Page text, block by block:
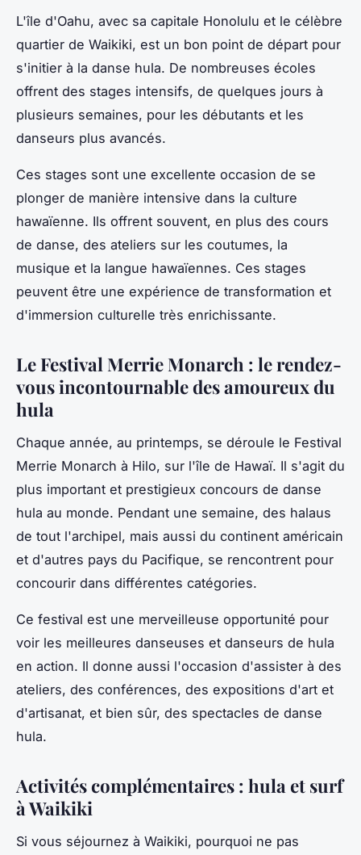
L'île d'Oahu, avec sa capitale Honolulu et le célèbre
quartier de Waikiki, est un bon point de départ pour
s'initier à la danse hula. De nombreuses écoles
offrent des stages intensifs, de quelques jours à
plusieurs semaines, pour les débutants et les
danseurs plus avancés.
Ces stages sont une excellente occasion de se
plonger de manière intensive dans la culture
hawaïenne. Ils offrent souvent, en plus des cours
de danse, des ateliers sur les coutumes, la
musique et la langue hawaïennes. Ces stages
peuvent être une expérience de transformation et
d'immersion culturelle très enrichissante.
Le Festival Merrie Monarch : le rendez-
vous incontournable des amoureux du
hula
Chaque année, au printemps, se déroule le Festival
Merrie Monarch à Hilo, sur l'île de Hawaï. Il s'agit du
plus important et prestigieux concours de danse
hula au monde. Pendant une semaine, des halaus
de tout l'archipel, mais aussi du continent américain
et d'autres pays du Pacifique, se rencontrent pour
concourir dans différentes catégories.
Ce festival est une merveilleuse opportunité pour
voir les meilleures danseuses et danseurs de hula
en action. Il donne aussi l'occasion d'assister à des
ateliers, des conférences, des expositions d'art et
d'artisanat, et bien sûr, des spectacles de danse
hula.
Activités complémentaires : hula et surf
à Waikiki
Si vous séjournez à Waikiki, pourquoi ne pas